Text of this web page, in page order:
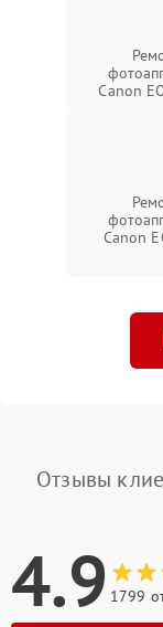
Canon
Canon
Отзывы
4.9 1799